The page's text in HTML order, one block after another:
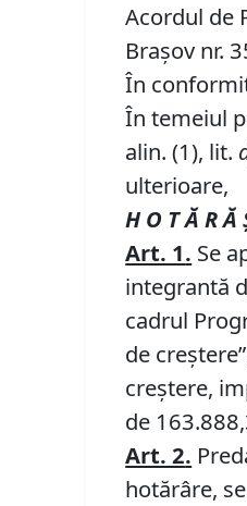
Acordul de
Brașov nr.
În
În temeiul
alin. (1), lit.
ulterioare,
H O T Ă R Ă
Art. 1. Se
integrantă
cadrul
de
creştere,
de
Art. 2.
hotărâre,